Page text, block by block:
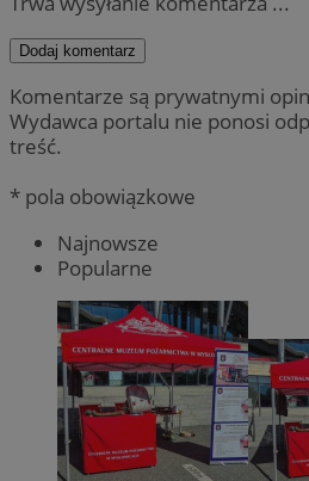
Dodaj komentarz
Komentarze są prywatnymi
Wydawca portalu nie ponosi
treść.
* pola obowiązkowe
Najnowsze
Popularne